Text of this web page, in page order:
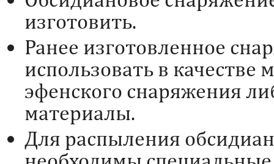
изготовить.
Ранее изготовленное
использовать в качестве
эфенского снаряжения
материалы.
Для распыления